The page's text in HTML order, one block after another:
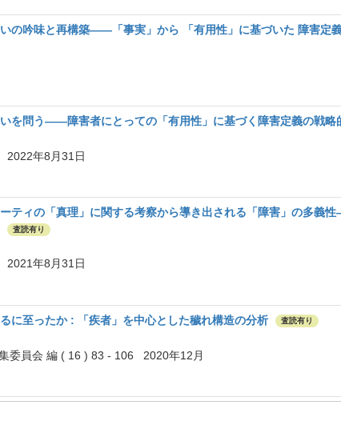
いの吟味と再構築――「事実」から 「有用性」に基づいた 障害
いを問う――障害者にとっての「有用性」に基づく障害定義の戦
年8月31日
ティの「真理」に関する考察から導き出される「障害」の多義
査読有り
年8月31日
に至ったか : 「疾者」を中心とした穢れ構造の分析 査読有り
委員会 編 ( 16 ) 83 - 106 2020年12月